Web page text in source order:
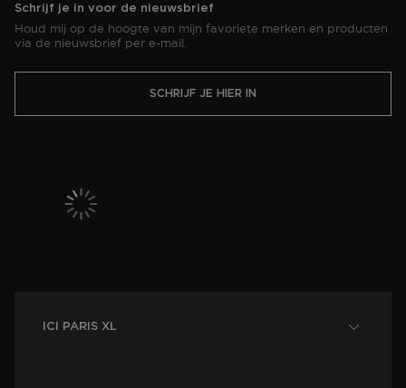
Schrijf je in voor de nieuwsbrief
Houd mij op de hoogte van mijn favoriete merken en producten
via de nieuwsbrief per e-mail.
SCHRIJF JE HIER IN
ICI PARIS XL